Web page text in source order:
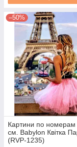
–50%
Картини по номерам
см. Babylon Квітка
(RVP-1235)